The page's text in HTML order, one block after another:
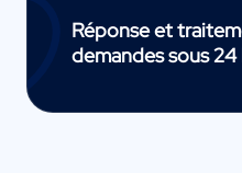
Réponse et
demandes sous 24